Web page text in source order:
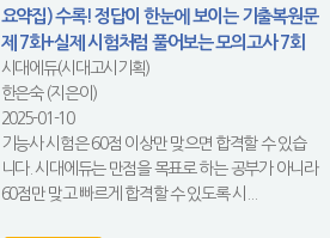
요약집) 수록! 정답이 한눈에 보이는 기출복원문
제 7회+실제 시험처럼 풀어보는 모의고사 7회
시대에듀(시대고시기획)
한은숙 (지은이)
2025-01-10
기능사 시험은 60점 이상만 맞으면 합격할 수 있습
니다. 시대에듀는 만점을 목표로 하는 공부가 아니라
60점만 맞고 빠르게 합격할 수 있도록 시...